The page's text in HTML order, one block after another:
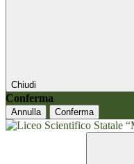
Chiudi
Conferma
Annulla Conferma